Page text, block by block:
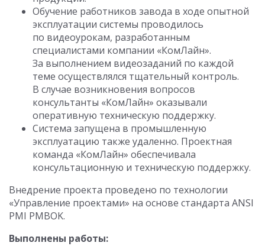
Обучение работников завода в ходе опытной
эксплуатации системы проводилось
по видеоурокам, разработанным
специалистами компании «КомЛайн».
За выполнением видеозаданий по каждой
теме осуществлялся тщательный контроль.
В случае возникновения вопросов
консультанты «КомЛайн» оказывали
оперативную техническую поддержку.
Система запущена в промышленную
эксплуатацию также удаленно. Проектная
команда «КомЛайн» обеспечивала
консультационную и техническую поддержку.
Внедрение проекта проведено по технологии
«Управление проектами» на основе стандарта ANSI
PMI PMBOK.
Выполнены работы: